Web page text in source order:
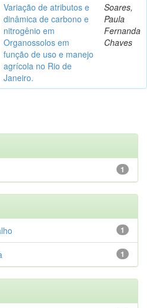
Variação de atributos e
dinâmica de carbono e
nitrogênio em
Organossolos em
função de uso e manejo
agrícola no Rio de
Janeiro.
Soares,
Paula
Fernanda
Chaves
1
1
1